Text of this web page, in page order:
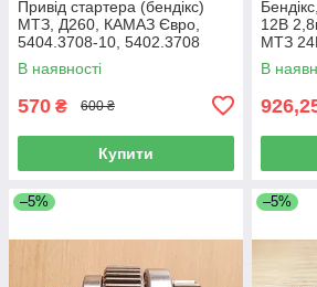
Привід стартера (бендікс)
МТЗ, Д260, КАМАЗ Євро,
5404.3708-10, 5402.3708
В наявності
570 ₴ 600 ₴
Купити
12В
МТЗ
В
–5% –5%